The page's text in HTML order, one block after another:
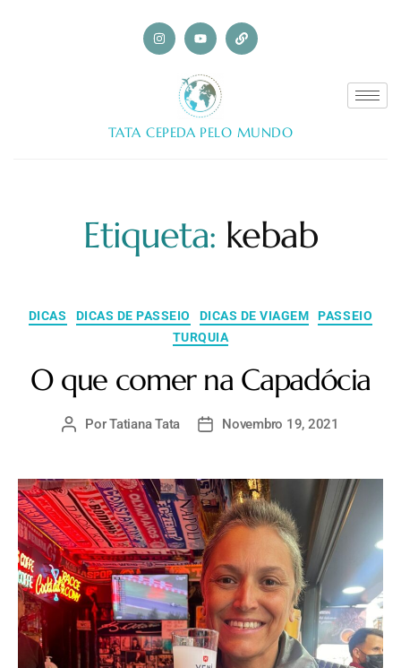
TATA CEPEDA PELO MUNDO
Etiqueta: kebab
DICAS DICAS DE PASSEIO DICAS DE VIAGEM
PASSEIO
TURQUIA
O que comer na Capadócia
PorTatiana Tata Novembro 19, 2021